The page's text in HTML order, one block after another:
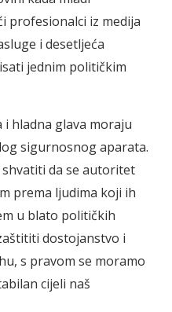
profesionalci iz medija
i desetljeća
jednim političkim
hladna glava moraju
sigurnosnog aparata.
da se autoritet
prema ljudima koji ih
u blato političkih
dostojanstvo i
s pravom se moramo
cijeli naš